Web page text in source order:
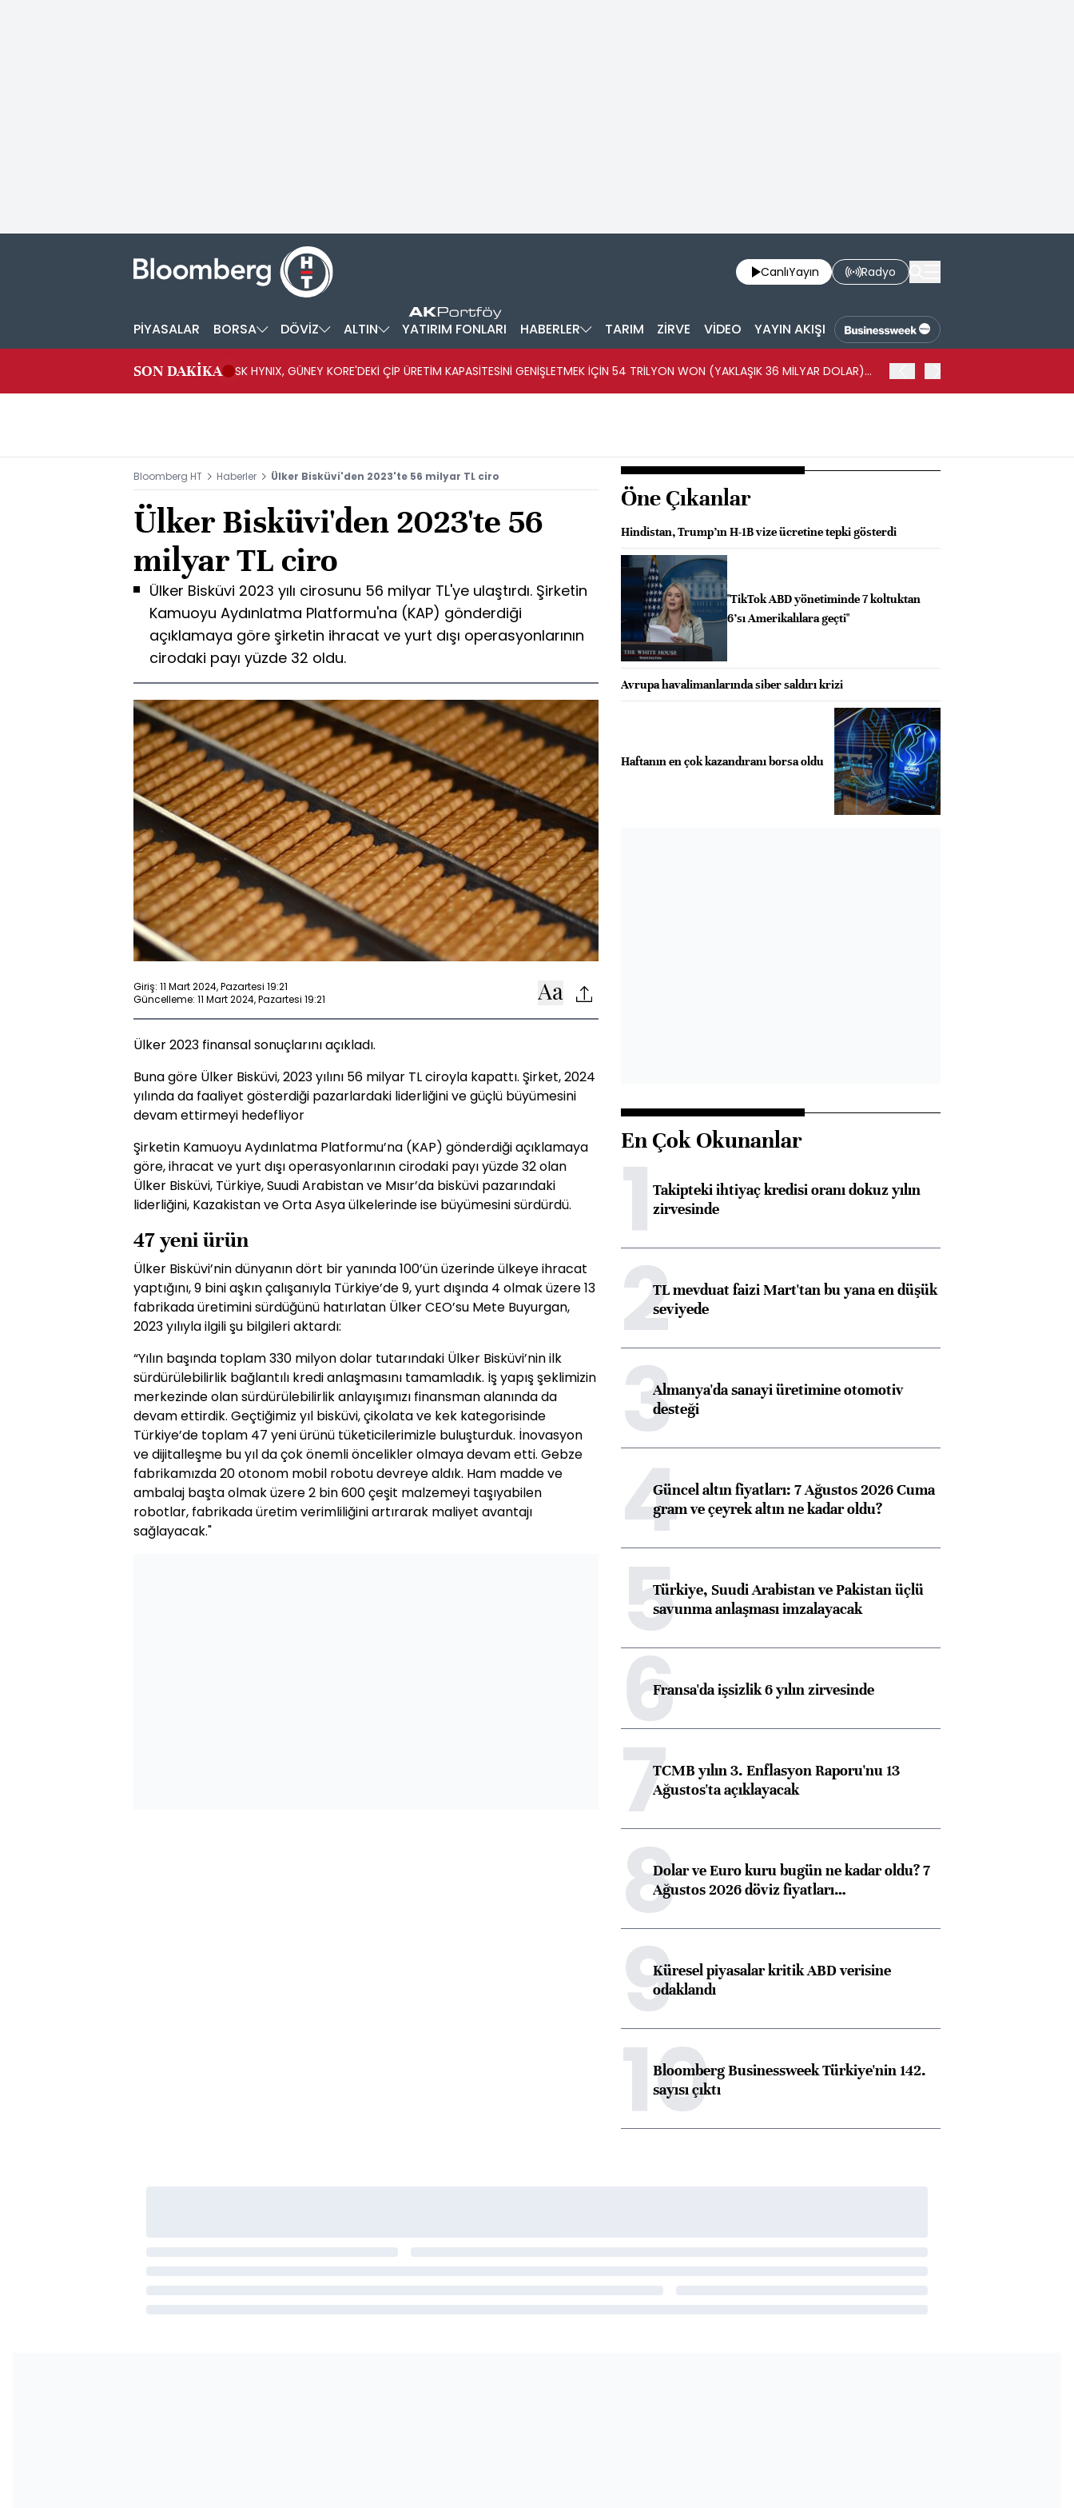
CanlıYayın Radyo
PİYASALAR BORSA DÖVİZ ALTIN YATIRIM FONLARI HABERLER TARIM ZİRVE VİDEO YAYIN AKIŞI
SON DAKİKA
SK HYNIX, GÜNEY KORE'DEKİ ÇİP ÜRETİM KAPASİTESİNİ GENİŞLETMEK İÇİN 54 TRİLYON WON (YAKLAŞIK 36 MİLYAR DOLAR)
Bloomberg HT Haberler Ülker Bisküvi'den 2023'te 56 milyar TL ciro
Ülker Bisküvi'den 2023'te 56
milyar TL ciro
Ülker Bisküvi 2023 yılı cirosunu 56 milyar TL'ye ulaştırdı. Şirketin
Kamuoyu Aydınlatma Platformu'na (KAP) gönderdiği
açıklamaya göre şirketin ihracat ve yurt dışı operasyonlarının
cirodaki payı yüzde 32 oldu.
Giriş: 11 Mart 2024, Pazartesi 19:21
Güncelleme: 11 Mart 2024, Pazartesi 19:21
Ülker 2023 finansal sonuçlarını açıkladı.
Buna göre Ülker Bisküvi, 2023 yılını 56 milyar TL ciroyla kapattı. Şirket, 2024
yılında da faaliyet gösterdiği pazarlardaki liderliğini ve güçlü büyümesini
devam ettirmeyi hedefliyor
Şirketin Kamuoyu Aydınlatma Platformu’na (KAP) gönderdiği açıklamaya
göre, ihracat ve yurt dışı operasyonlarının cirodaki payı yüzde 32 olan
Ülker Bisküvi, Türkiye, Suudi Arabistan ve Mısır’da bisküvi pazarındaki
liderliğini, Kazakistan ve Orta Asya ülkelerinde ise büyümesini sürdürdü.
47 yeni ürün
Ülker Bisküvi’nin dünyanın dört bir yanında 100’ün üzerinde ülkeye ihracat
yaptığını, 9 bini aşkın çalışanıyla Türkiye’de 9, yurt dışında 4 olmak üzere 13
fabrikada üretimini sürdüğünü hatırlatan Ülker CEO’su Mete Buyurgan,
2023 yılıyla ilgili şu bilgileri aktardı:
“Yılın başında toplam 330 milyon dolar tutarındaki Ülker Bisküvi’nin ilk
sürdürülebilirlik bağlantılı kredi anlaşmasını tamamladık. İş yapış şeklimizin
merkezinde olan sürdürülebilirlik anlayışımızı finansman alanında da
devam ettirdik. Geçtiğimiz yıl bisküvi, çikolata ve kek kategorisinde
Türkiye’de toplam 47 yeni ürünü tüketicilerimizle buluşturduk. İnovasyon
ve dijitalleşme bu yıl da çok önemli öncelikler olmaya devam etti. Gebze
fabrikamızda 20 otonom mobil robotu devreye aldık. Ham madde ve
ambalaj başta olmak üzere 2 bin 600 çeşit malzemeyi taşıyabilen
robotlar, fabrikada üretim verimliliğini artırarak maliyet avantajı
sağlayacak."
Öne Çıkanlar
Hindistan, Trump’ın H-1B vize ücretine tepki gösterdi
"TikTok ABD yönetiminde 7 koltuktan
6’sı Amerikalılara geçti"
Avrupa havalimanlarında siber saldırı krizi
Haftanın en çok kazandıranı borsa oldu
En Çok Okunanlar
1Takipteki ihtiyaç kredisi oranı dokuz yılın
zirvesinde
2TL mevduat faizi Mart'tan bu yana en düşük
seviyede
3Almanya'da sanayi üretimine otomotiv
desteği
4Güncel altın fiyatları: 7 Ağustos 2026 Cuma
gram ve çeyrek altın ne kadar oldu?
5Türkiye, Suudi Arabistan ve Pakistan üçlü
savunma anlaşması imzalayacak
6Fransa'da işsizlik 6 yılın zirvesinde
7TCMB yılın 3. Enflasyon Raporu'nu 13
Ağustos'ta açıklayacak
8Dolar ve Euro kuru bugün ne kadar oldu? 7
Ağustos 2026 döviz fiyatları…
9Küresel piyasalar kritik ABD verisine
odaklandı
10
Bloomberg Businessweek Türkiye'nin 142.
sayısı çıktı